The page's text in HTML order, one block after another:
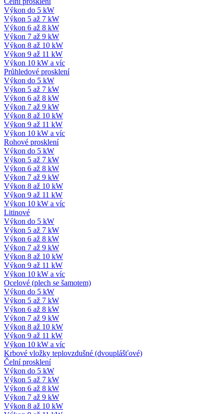
Výkon do 5 kW
Výkon 5 až 7 kW
Výkon 6 až 8 kW
Výkon 7 až 9 kW
Výkon 8 až 10 kW
Výkon 9 až 11 kW
Výkon 10 kW a víc
Průhledové prosklení
Výkon do 5 kW
Výkon 5 až 7 kW
Výkon 6 až 8 kW
Výkon 7 až 9 kW
Výkon 8 až 10 kW
Výkon 9 až 11 kW
Výkon 10 kW a víc
Rohové prosklení
Výkon do 5 kW
Výkon 5 až 7 kW
Výkon 6 až 8 kW
Výkon 7 až 9 kW
Výkon 8 až 10 kW
Výkon 9 až 11 kW
Výkon 10 kW a víc
Litinové
Výkon do 5 kW
Výkon 5 až 7 kW
Výkon 6 až 8 kW
Výkon 7 až 9 kW
Výkon 8 až 10 kW
Výkon 9 až 11 kW
Výkon 10 kW a víc
Ocelové (plech se šamotem)
Výkon do 5 kW
Výkon 5 až 7 kW
Výkon 6 až 8 kW
Výkon 7 až 9 kW
Výkon 8 až 10 kW
Výkon 9 až 11 kW
Výkon 10 kW a víc
Krbové vložky teplovzdušné (dvouplášťové)
Čelní prosklení
Výkon do 5 kW
Výkon 5 až 7 kW
Výkon 6 až 8 kW
Výkon 7 až 9 kW
Výkon 8 až 10 kW